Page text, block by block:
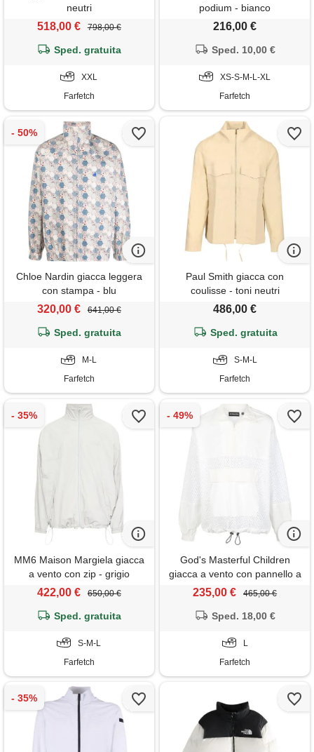
neutri
518,00 € 798,00 €
Sped. gratuita
XXL
Farfetch
podium - bianco
216,00 €
Sped. 10,00 €
XS-S-M-L-XL
Farfetch
Chloe Nardin giacca leggera
con stampa - blu
320,00 € 641,00 €
Sped. gratuita
M-L
Farfetch
Paul Smith giacca con
coulisse - toni neutri
486,00 €
Sped. gratuita
S-M-L
Farfetch
MM6 Maison Margiela giacca
a vento con zip - grigio
422,00 € 650,00 €
Sped. gratuita
S-M-L
Farfetch
God's Masterful Children
giacca a vento con pannello a
rete - bianco
235,00 € 465,00 €
Sped. 18,00 €
L
Farfetch